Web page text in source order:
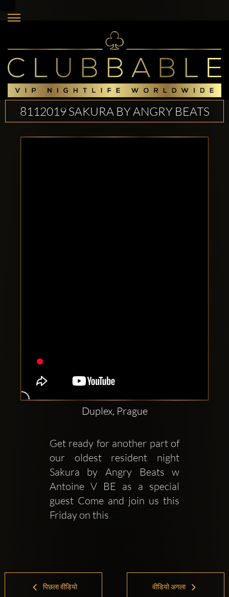
8112019 SAKURA BY ANGRY BEATS
Duplex, Prague
Get ready for another part of
our oldest resident night
Sakura by Angry Beats w
Antoine V BE as a special
guest Come and join us this
Friday on this
पिछला वीडियो वीडियो अगला